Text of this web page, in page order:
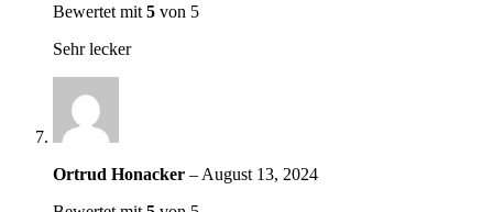
Bewertet mit 5 von 5
Sehr lecker
Ortrud Honacker – August 13, 2024